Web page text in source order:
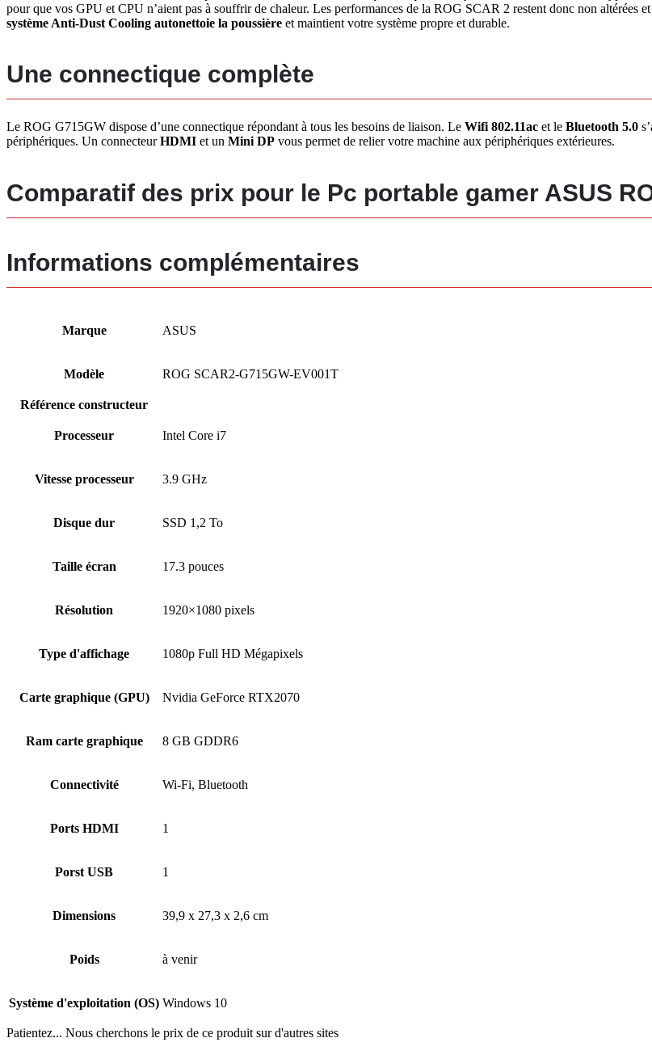
pour que vos GPU et CPU n’aient pas à souffrir de chaleur. Les performances de la ROG SCAR 2 restent donc non altérées
système Anti-Dust Cooling autonettoie la poussière et maintient votre système propre et durable.
Une connectique complète
Le ROG G715GW dispose d’une connectique répondant à tous les besoins de liaison. Le Wifi 802.11ac et le Bluetooth 5.0
périphériques. Un connecteurHDMI et un Mini DP vous permet de relier votre machine aux périphériques extérieures.
Comparatif des prix pour le Pc portable gamer ASUS
Informations complémentaires
Marque ASUS
Modèle ROG SCAR2-G715GW-EV001T
Référence constructeur
Processeur Intel Core i7
Vitesse processeur 3.9 GHz
Disque dur SSD 1,2 To
Taille écran 17.3 pouces
Résolution 1920×1080 pixels
Type d'affichage 1080p Full HD Mégapixels
Carte graphique (GPU) Nvidia GeForce RTX2070
Ram carte graphique 8 GB GDDR6
Connectivité Wi-Fi, Bluetooth
Ports HDMI 1
Porst USB 1
Dimensions 39,9 x 27,3 x 2,6 cm
Poids à venir
Système d'exploitation (OS) Windows 10
Patientez... Nous cherchons le prix de ce produit sur d'autres sites